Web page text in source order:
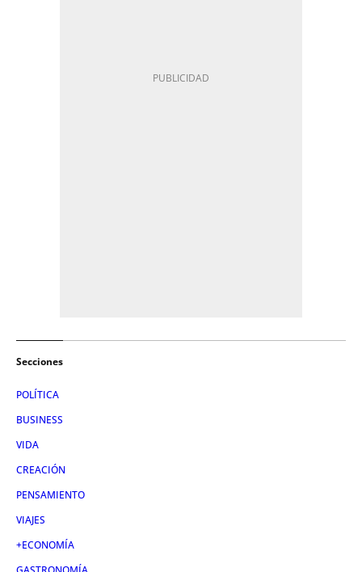
Secciones
POLÍTICA
BUSINESS
VIDA
CREACIÓN
PENSAMIENTO
VIAJES
+ECONOMÍA